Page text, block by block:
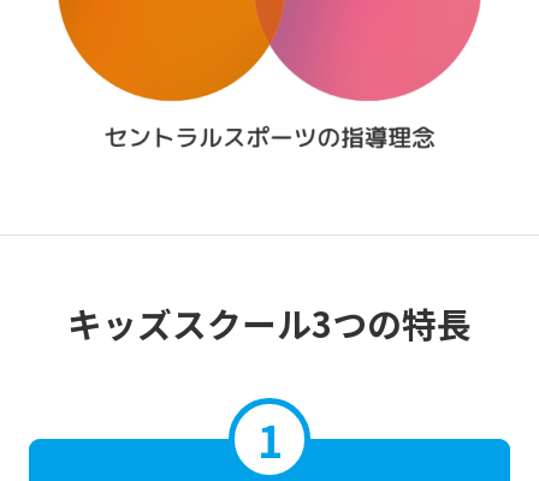
キッズスクール3つの特長